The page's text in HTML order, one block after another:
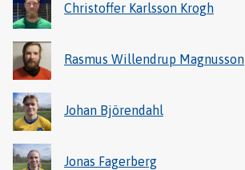
Christoffer Karlsson Krogh
Rasmus Willendrup Magnusson
Johan Björendahl
Jonas Fagerberg